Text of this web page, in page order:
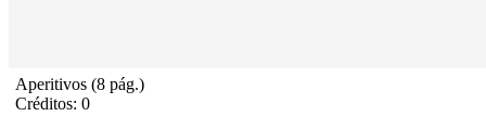
Aperitivos (8 pág.)
Créditos: 0